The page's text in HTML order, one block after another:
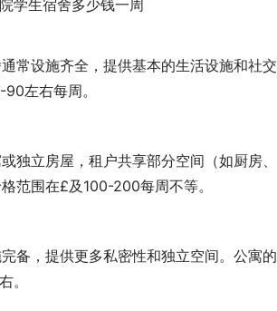
常设施齐全，提供基本的生活设施和社交
左右每周。
独立房屋，租户共享部分空间（如厨房、
范围在£及100-200每周不等。
备，提供更多私密性和独立空间。公寓的
。